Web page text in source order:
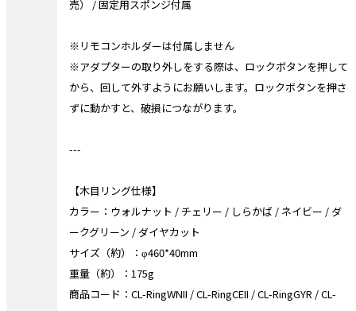
売） / 固定用スポンジ付属
※リモコンホルダーは付属しません
※アダプターの取り外しをする際は、ロックボタンを押して
から、回して外すようにお願いします。ロックボタンを押さ
ずに動かすと、破損につながります。
---
【木目リング仕様】
カラー：ウォルナット / チェリー / しらかば / ネイビー / ダ
ークグリーン / ダイヤカット
サイズ（約）：φ460*40mm
重量（約）：175g
商品コード：CL-RingWNII / CL-RingCEII / CL-RingGYR / CL-